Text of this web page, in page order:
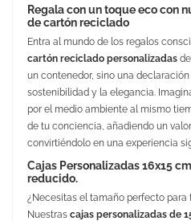
Regala con un toque eco con
de cartón reciclado
Entra al mundo de los regalos
cartón reciclado personalizadas
un contenedor, sino una
sostenibilidad y la elegancia.
por el medio ambiente al mismo
de tu conciencia, añadiendo un
convirtiéndolo en una experiencia
Cajas Personalizadas 16x15
reducido.
¿Necesitas el tamaño perfecto para
Nuestras cajas personalizadas de